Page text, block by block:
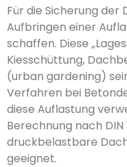
Für die Sicherung
Aufbringen einer
schaffen. Diese
Kiesschüttung,
(urban gardening)
Verfahren bei
diese Auflastung
Berechnung nach
druckbelastbare
geeignet.